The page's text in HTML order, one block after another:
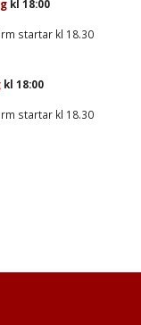
kl 18:00
startar kl 18.30
kl 18:00
startar kl 18.30